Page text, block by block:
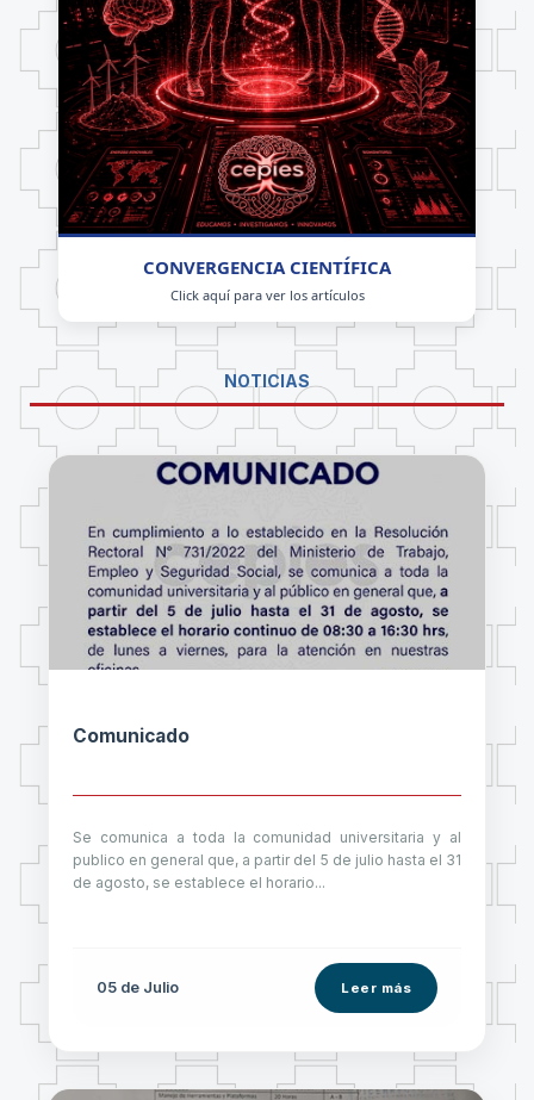
CONVERGENCIA CIENTÍFICA
Click aquí para ver los artículos
NOTICIAS
Comunicado
Se comunica a toda la comunidad universitaria y al
publico en general que, a partir del 5 de julio hasta el 31
de agosto, se establece el horario...
05 de Julio Leer más